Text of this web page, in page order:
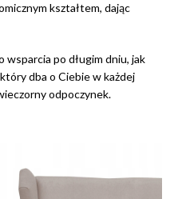
kształtem, dając
wsparcia po długim dniu, jak
dba o Ciebie w każdej
odpoczynek.